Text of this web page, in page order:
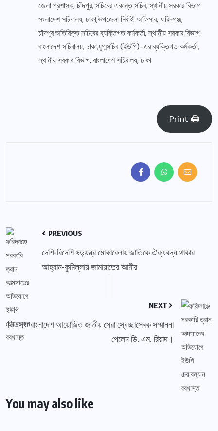
জেলা প্রশাসক, চাঁদপুর, সচিবের একান্ত সচিব, স্থানীয় সরকার বিভাগ
সংলাদেশ সচিবালয়, ঢাকা,উপজেলা নির্বাহী অফিসার, ফরিদগঞ্জ,
চাঁদপুর,অতিরিক্ত সচিবের ব্যক্তিগত কর্মকর্তা, স্থানীয় সরকার বিভাগ,
বাংলাদেশ সচিবালয়, ঢাকা,যুগ্মসচিব (ইউপি)-এর ব্যক্তিগত কর্মকর্তা,
স্থানীয় সরকার বিভাগ, বাংলাদেশ সচিবালয়, ঢাকা
Print 🖨
PREVIOUS
দেশি-বিদেশি ষড়যন্ত্র মোকাবেলায় জাতিকে ঐক্যবদ্ধ থাকার
আহ্বান-কুমিল্লায় জামায়াতের আমীর
NEXT
ভিএসও বাংলাদেশ আয়োজিত জাতীয় সেরা স্বেচ্ছাসেবক সম্মাননা
পেলেন ডি. এম. রিয়াদ।
You may also like